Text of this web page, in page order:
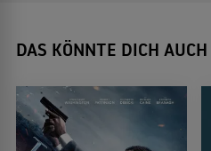
DAS KÖNNTE DICH